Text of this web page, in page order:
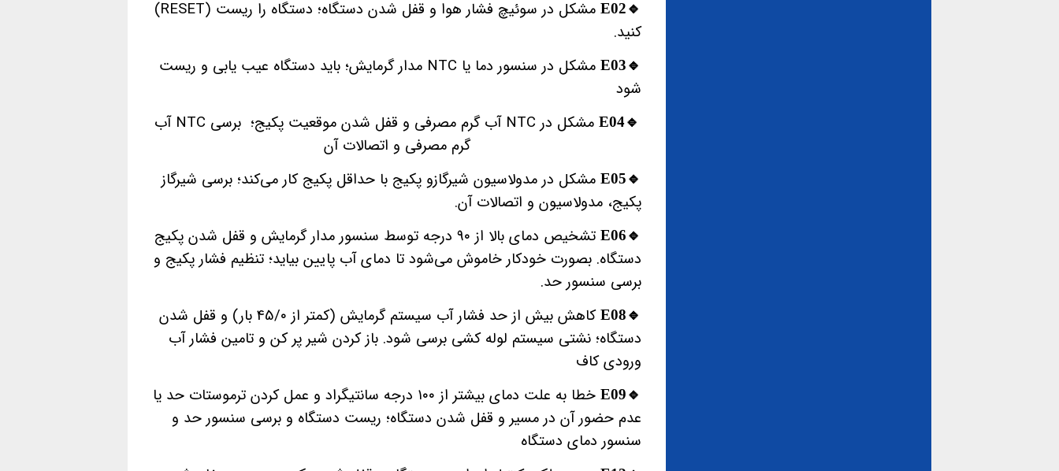
🔹️E02
مشکل در سوئیچ فشار هوا و قفل شدن دستگاه؛ دستگاه را ریست (RESET)
کنید.
🔹️E03
مشکل در سنسور دما یا NTC مدار گرمایش؛ باید دستگاه عیب یابی و ریست
شود
🔹️E04
مشکل در NTC آب گرم مصرفی و قفل شدن موقعیت پکیج؛ برسی NTC آب
گرم مصرفی و اتصالات آن
🔹️E05
مشکل در مدولاسیون شیرگازو پکیج با حداقل پکیج کار می‌کند؛ برسی شیرگاز
پکیج، مدولاسیون و اتصالات آن.
🔹️E06
تشخیص دمای بالا از 9۰ درجه توسط سنسور مدار گرمایش و قفل شدن پکیج
دستگاه. بصورت خودکار خاموش می‌شود تا دمای آب پایین بیاید؛ تنظیم فشار پکیج و
برسی سنسور حد.
🔹️E08
کاهش بیش از حد فشار آب سیستم گرمایش (کمتر از 45/۰ بار) و قفل شدن
دستگاه؛ نشتی سیستم لوله کشی برسی شود. باز کردن شیر پر کن و تامین فشار آب
ورودی کاف
🔹️E09
خطا به علت دمای بیشتر از ۱۰۰ درجه سانتیگراد و عمل کردن ترموستات حد یا
عدم حضور آن در مسیر و قفل شدن دستگاه؛ ریست دستگاه و برسی سنسور حد و
سنسور دمای دستگاه